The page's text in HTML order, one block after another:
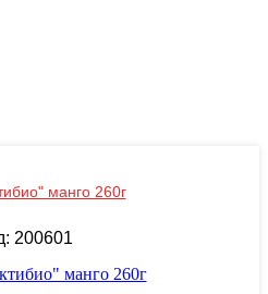
манго 260г
200601